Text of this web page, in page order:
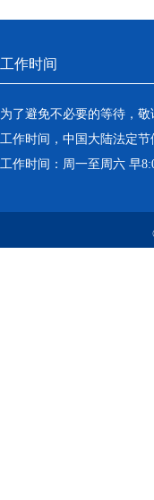
工作时间
为了避免不必要的等待，
工作时间，中国大陆法定节
工作时间：周一至周六 早